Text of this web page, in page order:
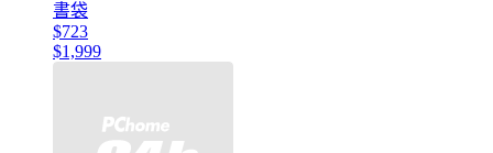
書袋
$723
$1,999